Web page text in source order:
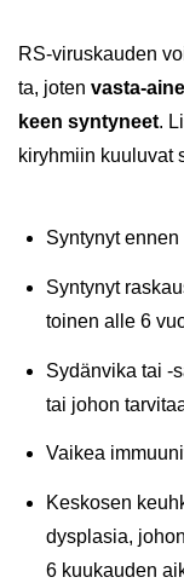
RS-​viruskauden
ta, joten vasta-​
keen syn­ty­neet.
ki­ryh­miin kuu­lu­vat
Syn­ty­nyt
Syn­ty­nyt
toi­nen alle 6
Sy­dän­vi­ka tai -​
tai johon
Vai­kea
Kes­ko­sen
dyspla­sia,
6 kuu­kau­den